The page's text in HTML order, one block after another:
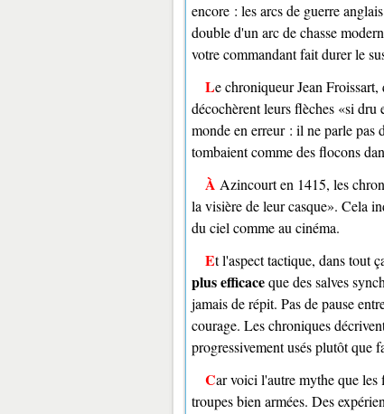
encore : les arcs de guerre
double d'un arc de chasse
votre commandant fait durer le
Le chroniqueur Jean Froissart, qui décrivit la bataille de Crécy en 1346, raconte que les archers anglais
décochèrent leurs flèches si dru
monde en erreur : il ne parle pas
tombaient comme des flocons
À Azincourt en 1415, les
la visière de leur casque . Cela
du ciel comme au cinéma.
Et l'aspect tactique, dans
plus efficaceque des salves
jamais de répit. Pas de pause
courage. Les chroniques
progressivement usés plutôt que
Car voici l'autre mythe que les films entretiennent : les flèches n'étaient pas si meurtrières contre des
troupes bien armées. Des